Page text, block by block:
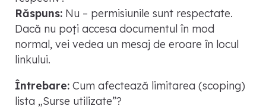
Răspuns: Nu – permisiunile sunt respectate.
Dacă nu poți accesa documentul în mod
normal, vei vedea un mesaj de eroare în locul
linkului.
Întrebare: Cum afectează limitarea (scoping)
lista „Surse utilizate”?